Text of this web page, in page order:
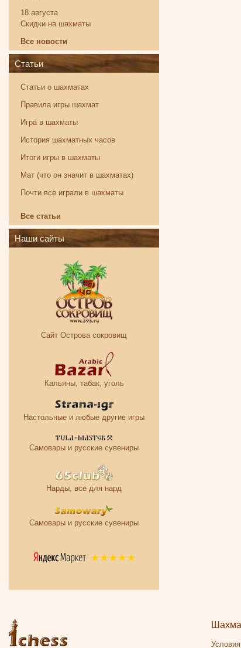
18 августа
Скидки на шахматы
Все новости
Статьи
Статьи о шахматах
Правила игры шахмат
Игра в шахматы
История шахматных часов
Итоги игры в шахматы
Мат (что он значит в шахматах)
Почти все играли в шахматы
Все статьи
Наши сайты
Сайт Острова сокровищ
Кальяны, табак, уголь
Настольные и любые другие игры
Самовары и русские сувениры
Нарды, все для нард
Самовары и русские сувениры